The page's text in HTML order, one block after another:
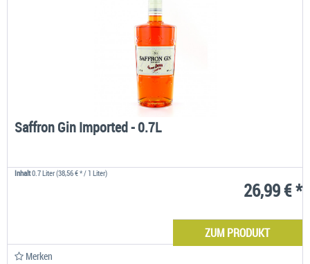
Saffron Gin Imported - 0.7L
Inhalt0.7 Liter(38,56 € * / 1 Liter)
26,99 € *
ZUM PRODUKT
Merken